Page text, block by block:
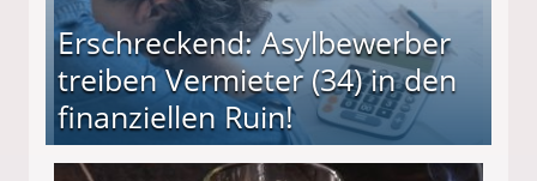
Erschreckend: Asylbewerber
treiben Vermieter (34) in den
finanziellen Ruin!